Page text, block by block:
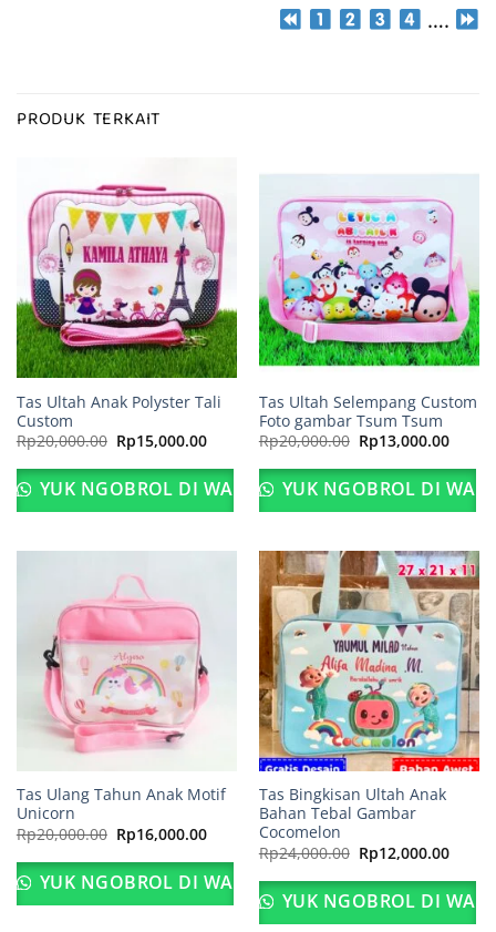
….
PRODUK TERKAIT
Tas Ultah Anak Polyster Tali
Custom
Rp20,000.00 Harga
aslinya
adalah:
Rp20,000.00.
Rp15,000.00Harga
ini
adalah:
Rp15,000.00.
YUK NGOBROL DI WA
Tas Ultah Selempang Custom
Foto gambar Tsum Tsum
Rp20,000.00 Harga
aslinya
adalah:
Rp20,000.00.
Rp13,000.00Harga
ini
YUK NGOBROL DI WA
Tas Ulang Tahun Anak Motif
Unicorn
Rp20,000.00 Harga
aslinya
adalah:
Rp20,000.00.
Rp16,000.00Harga
ini
adalah:
Rp16,000.00.
YUK NGOBROL DI WA
Tas Bingkisan Ultah Anak
Bahan Tebal Gambar
Cocomelon
Rp24,000.00 Harga
aslinya
adalah:
Rp24,000.00.
Rp12,000.00Harga
ini
YUK NGOBROL DI WA